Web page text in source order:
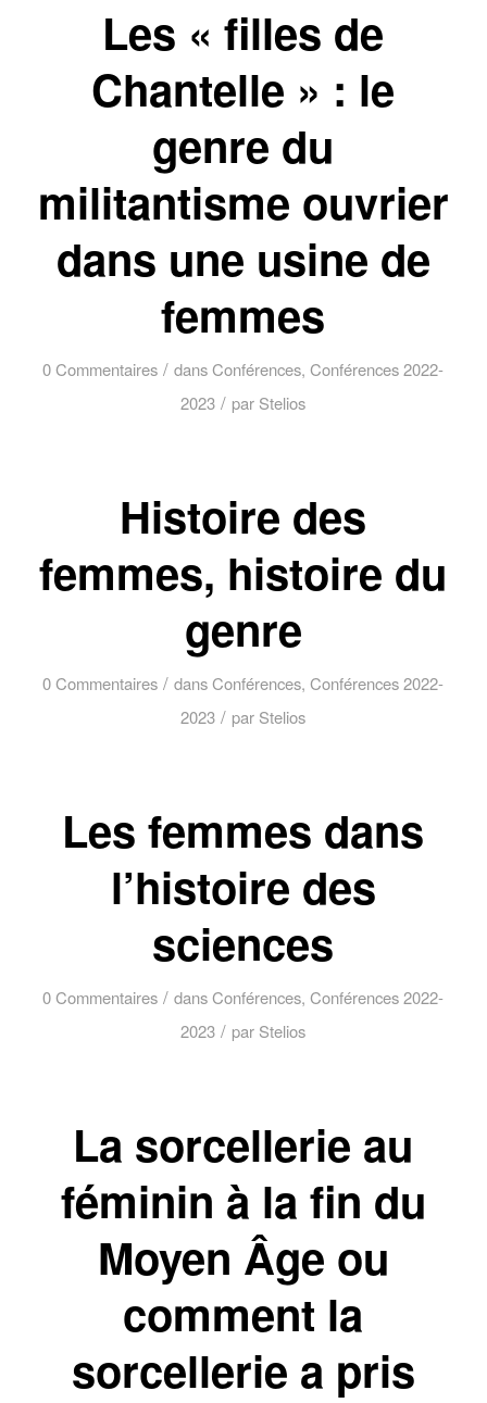
Les « filles de
Chantelle » : le
genre du
militantisme ouvrier
dans une usine de
femmes
0 Commentaires / dansConférences,Conférences 2022-
2023 / par Stelios
Histoire des
femmes, histoire du
genre
0 Commentaires / dansConférences,Conférences 2022-
2023 / par Stelios
Les femmes dans
l’histoire des
sciences
0 Commentaires / dansConférences,Conférences 2022-
2023 / par Stelios
La sorcellerie au
féminin à la fin du
Moyen Âge ou
comment la
sorcellerie a pris